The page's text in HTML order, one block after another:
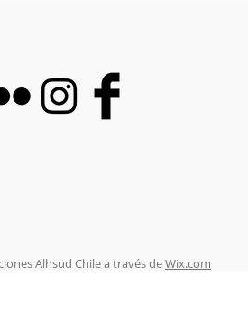
Alhsud Chile a través deWix.com